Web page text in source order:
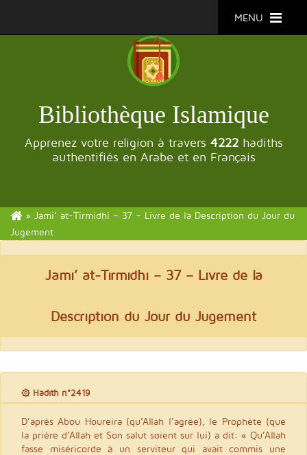
MENU
Bibliothèque Islamique
Apprenez votre religion à travers 4222 hadiths
authentifiés en Arabe et en Français
» Jami’ at-Tirmidhi – 37 – Livre de la Description du Jour du
Jugement
Jami’ at-Tirmidhi– 37 – Livre de la
Description du Jour du Jugement
۞ Hadith n°2419
D’après Abou Houreira (qu’Allah l’agrée), le Prophète (que
la prière d’Allah et Son salut soient sur lui) a dit: « Qu’Allah
fasse miséricorde à un serviteur qui avait commis une